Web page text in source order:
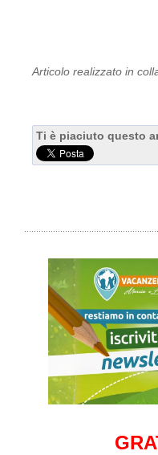
Articolo realizzato in
Ti è piaciuto questo